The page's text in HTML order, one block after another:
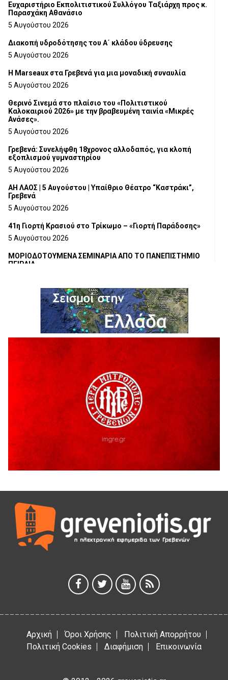
Ευχαριστήριο Εκπολιτιστικού Συλλόγου Ταξιάρχη προς κ.
Παρασχάκη Αθανάσιο
5 Αυγούστου 2026
Διακοπή υδροδότησης του Α΄ κλάδου ύδρευσης
5 Αυγούστου 2026
Η Marseaux στα Γρεβενά για μια μοναδική συναυλία
5 Αυγούστου 2026
Θερινό Σινεμά στο πλαίσιο του «Πολιτιστικού
Καλοκαιριού 2026» με την βραβευμένη ταινία «Μικρές
Ανάσες».
5 Αυγούστου 2026
Γρεβενά: Συνελήφθη 18χρονος αλλοδαπός, για κλοπή
εξοπλισμού γυμναστηρίου
5 Αυγούστου 2026
ΑΗ ΛΑΟΣ | 5 Αυγούστου | Υπαίθριο Θέατρο “Καστράκι”,
Γρεβενά
5 Αυγούστου 2026
41η Γιορτή Κρασιού στο Τρίκωμο – «Γιορτή Παράδοσης»
5 Αυγούστου 2026
ΜΟΡΙΟΔΟΤΟΥΜΕΝΑ ΣΕΜΙΝΑΡΙΑ ΑΠΟ ΤΟ ΠΑΝΕΠΙΣΤΗΜΙΟ
ΠΕΙΡΑΙΑ
ΕΥΧΑΡΙΣΤΙΕΣ Φυσιολατρικού Συλλόγου Γρεβενών
4 Αυγούστου 2026
Έκτακτη χρηματοδότηση 400.000€ για επιπλέον εργασίες
στο Δημοτικό Στάδιο Γρεβενών «Μίλτος Τεντόγλου»
4 Αυγούστου 2026
Τελικά τι είναι πολιτισμός;
Ολοσχερής καταστροφή κατοικίας από πυρκαγιά στην
Καληράχη Γρεβενών
ΚΑΤΑΓΡΑΦΗ ΤΕΚΜΗΡΙΩΣΗ ΚΑΙ ΨΗΦΙΟΠΟΙΗΣΗ ΤΩΝ
ΜΑΣΤΟΡΙΚΩΝ ΕΡΓΑΛΕΙΩΝ ΤΗΣ ΣΥΛΛΟΓΗΣ ΚΥΠΑΡΙΣΣΙΟΥ
ΓΡΕΒΕΝΩΝ
3 Αυγούστου 2026
3 Αυγούστου 2026
ΠΡΟΓΡΑΜΜΑ ΠΑΝΗΓΥΡΕΩΣ ΙΕΡΑΣ ΜΟΝΗΣ ΖΑΒΟΡΔΑΣ 2026
3 Αυγούστου 2026
Διακοπή ηλεκτρικού ρεύματος
3 Αυγούστου 2026
Αρχική Όροι Χρήσης
Πολιτική Απορρήτου
Πολιτική Cookies
Διαφήμιση Επικοινωνία